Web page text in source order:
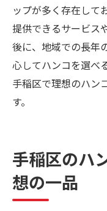
ップが多く存在して
提供できるサービス
後に、地域での長年
心してハンコを選べ
手稲区で理想のハン
す。
手稲区のハ
想の一品